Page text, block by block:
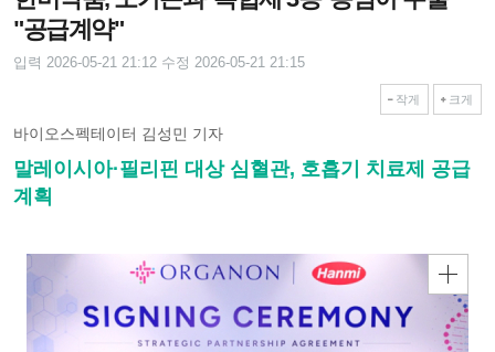
"공급계약"
입력 2026-05-21 21:12 수정 2026-05-21 21:15
작게 크게
바이오스펙테이터 김성민 기자
말레이시아·필리핀 대상 심혈관, 호흡기 치료제 공급
계획